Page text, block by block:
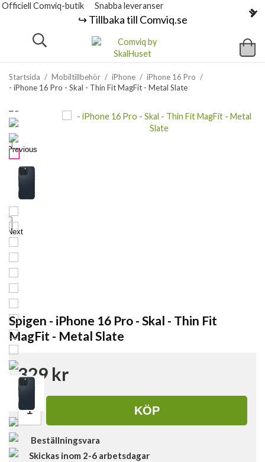
Officiell Comviq-butik Snabba leveranser
↪️ Tillbaka till Comviq.se
Startsida / Mobiltillbehör / iPhone / iPhone 16 Pro /
- iPhone 16 Pro - Skal - Thin Fit MagFit - Metal Slate
Previous
Next
Spigen - iPhone 16 Pro - Skal - Thin Fit
MagFit - Metal Slate
329 kr
KÖP
Beställningsvara
Skickas inom 2-6 arbetsdagar